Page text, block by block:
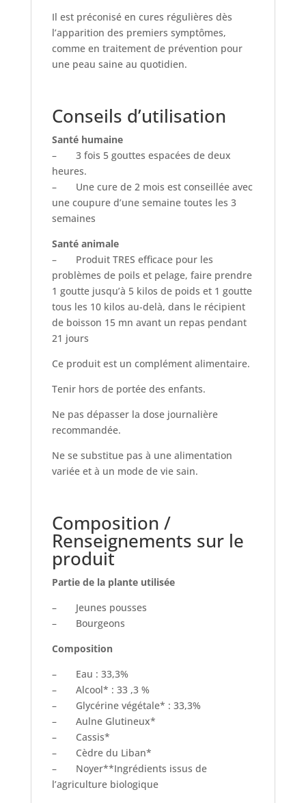
Il est préconisé en cures régulières dès
l’apparition des premiers symptômes,
comme en traitement de prévention pour
une peau saine au quotidien.
Conseils d’utilisation
Santé humaine
– 3 fois 5 gouttes espacées de deux
heures.
– Une cure de 2 mois est conseillée avec
une coupure d’une semaine toutes les 3
semaines
Santé animale
– Produit TRES efficace pour les
problèmes de poils et pelage, faire prendre
1 goutte jusqu’à 5 kilos de poids et 1 goutte
tous les 10 kilos au-delà, dans le récipient
de boisson 15 mn avant un repas pendant
21 jours
Ce produit est un complément alimentaire.
Tenir hors de portée des enfants.
Ne pas dépasser la dose journalière
recommandée.
Ne se substitue pas à une alimentation
variée et à un mode de vie sain.
Composition /
Renseignements sur le
produit
Partie de la plante utilisée
– Jeunes pousses
– Bourgeons
Composition
– Eau : 33,3%
– Alcool* : 33 ,3 %
– Glycérine végétale* : 33,3%
– Aulne Glutineux*
– Cassis*
– Cèdre du Liban*
– Noyer**Ingrédients issus de
l’agriculture biologique